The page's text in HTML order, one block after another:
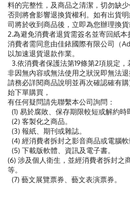
料的完整性，及商品之清潔，切勿缺
否則將會影響退換貨權利。如有出貨
司將於收到商品後，立即為您辦理換貨
2.為避免消費者退貨需簽名並寄回紙本
消費者需同意由佳銥國際有限公司（
以加速退貨退款作業。
3.依消費者保護法第19條第2項規定
非因無內容或無法使用之狀況即無法退
請務必詳閱商品說明並再次確認確有
始下單購買，
有任何疑問請先聯繫本公司詢問：
(1) 易於腐敗、保存期限較短或解約時
(2) 客製化之商品。
(3) 報紙、期刊或雜誌。
(4) 經消費者拆封之影音商品或電腦軟
(5) 下載版軟體、資訊及電子書。
(6) 涉及個人衛生，並經消費者拆封之
等。
(7) 藝文展覽票券、藝文表演票券。